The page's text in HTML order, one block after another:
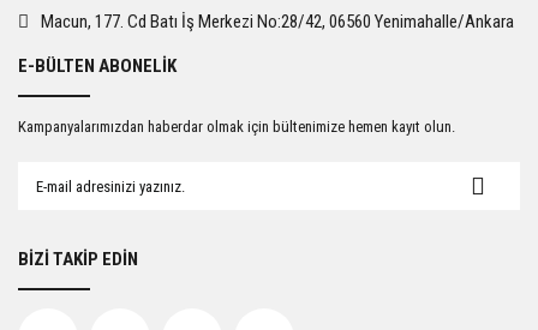
Gönder
Macun, 177. Cd Batı İş Merkezi No:28/42, 06560 Yenimahalle/Ankara
E-BÜLTEN ABONELİK
Kampanyalarımızdan haberdar olmak için bültenimize hemen kayıt olun.
BİZİ TAKİP EDİN